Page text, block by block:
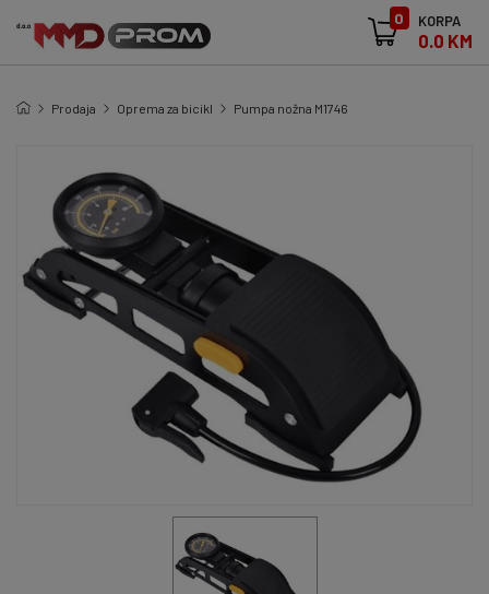
0 KORPA
0.0 KM
Prodaja Oprema za bicikl Pumpa nožna M1746